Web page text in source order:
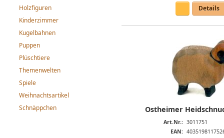
Holzfiguren
Kinderzimmer
Kugelbahnen
Puppen
Plüschtiere
Themenwelten
Spiele
Weihnachtsartikel
Schnäppchen
Details
Ostheimer
Art.Nr.: 3011751
EAN: